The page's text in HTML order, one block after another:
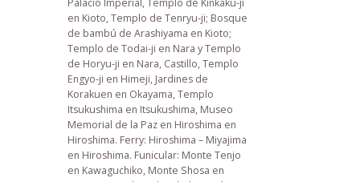
Palacio Imperial, Templo de Kinkaku-ji
en Kioto, Templo de Tenryu-ji; Bosque
de bambú de Arashiyama en Kioto;
Templo de Todai-ji en Nara y Templo
de Horyu-ji en Nara, Castillo, Templo
Engyo-ji en Himeji, Jardines de
Korakuen en Okayama, Templo
Itsukushima en Itsukushima, Museo
Memorial de la Paz en Hiroshima en
Hiroshima. Ferry: Hiroshima – Miyajima
en Hiroshima. Funicular: Monte Tenjo
en Kawaguchiko, Monte Shosa en